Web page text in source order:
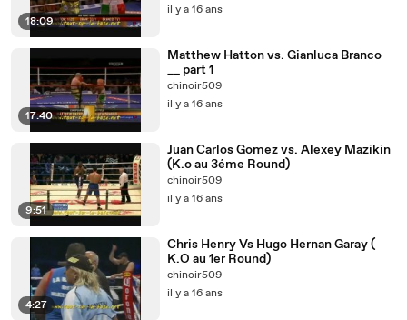
18:09
il y a 16 ans
17:40
Matthew Hatton vs. Gianluca Branco
__ part 1
chinoir509
il y a 16 ans
9:51
Juan Carlos Gomez vs. Alexey Mazikin
(K.o au 3éme Round)
chinoir509
il y a 16 ans
4:27
Chris Henry Vs Hugo Hernan Garay (
K.O au 1er Round)
chinoir509
il y a 16 ans